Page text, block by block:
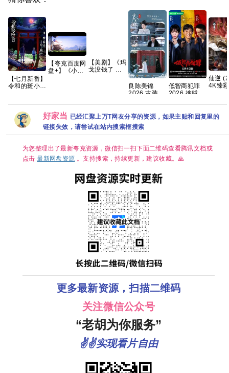
【七月新番】
令和的斑小姐
【夸克百度网
盘+】《小黄
传系列原盘
REMUX国英
【美剧】《玛
戈没钱了 第
【8集全】
【14.5G】
良陈美锦
2026 古装 任
成 已更最新
夸克
低智商犯罪
2026 擒贼记
骁 田曦薇 王
传君 已更最
新 夸克
仙逆
4K臻
集约
好家当 已经汇聚上万T网友分享的资源，如果主贴和回复里的
链接失效，请尝试在站内搜索框搜索
为您整理出了最新夸克资源，微信扫一扫下面二维码查看腾讯文档或
点击最新网盘资源 。支持搜索，持续更新，建议收藏。🙏
更多最新资源，扫描二维码
关注微信公众号
“老胡为你服务”
✌✌实现看片自由